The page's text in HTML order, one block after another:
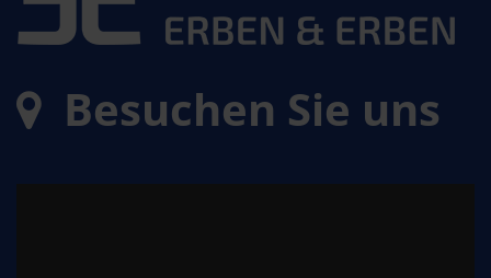
Besuchen Sie uns